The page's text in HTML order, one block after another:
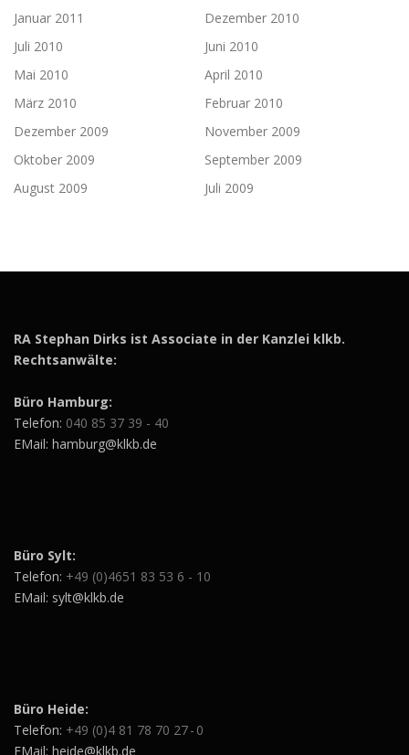
Januar 2011
Dezember 2010
Juli 2010
Juni 2010
Mai 2010
April 2010
März 2010
Februar 2010
Dezember 2009
November 2009
Oktober 2009
September 2009
August 2009
Juli 2009
RA Stephan Dirks ist Associate in der Kanzlei klkb.
Rechtsanwälte:
Büro Hamburg:
Telefon: 040 85 37 39 - 40
EMail: hamburg@klkb.de
Büro Sylt:
Telefon: +49 (0)4651 83 53 6 - 10
EMail: sylt@klkb.de
Büro Heide:
Telefon: +49 (0)4 81 78 70 27 - 0
EMail: heide@klkb.de